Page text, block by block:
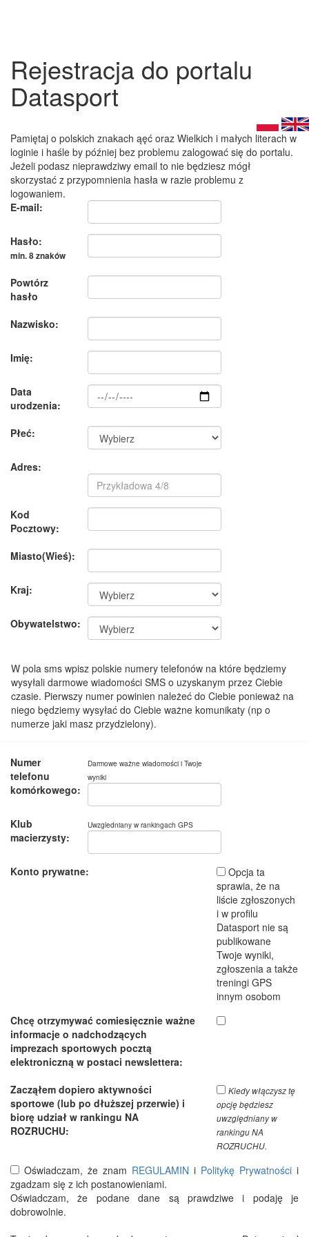
Rejestracja do portalu
Datasport
Pamiętaj o polskich znakach ąęć oraz Wielkich i małych literach w
loginie i haśle by później bez problemu zalogować się do portalu.
Jeżeli podasz nieprawdziwy email to nie będziesz mógł
skorzystać z przypomnienia hasła w razie problemu z
logowaniem.
E-mail:
Hasło:
min. 8 znaków
Powtórz
hasło
Nazwisko:
Imię:
Data
urodzenia:
Płeć:
Adres:
Kod
Pocztowy:
Miasto(Wieś):
Kraj:
Obywatelstwo:
W pola sms wpisz polskie numery telefonów na które będziemy
wysyłali darmowe wiadomości SMS o uzyskanym przez Ciebie
czasie. Pierwszy numer powinien należeć do Ciebie ponieważ na
niego będziemy wysyłać do Ciebie ważne komunikaty (np o
numerze jaki masz przydzielony).
Numer
telefonu
komórkowego:
Darmowe ważne wiadomości i Twoje
wyniki
Klub
macierzysty:
Uwzgledniany w rankingach GPS
Konto prywatne:
Opcja ta
sprawia, że na
liście zgłoszonych
i w profilu
Datasport nie są
publikowane
Twoje wyniki,
zgłoszenia a także
treningi GPS
innym osobom
Chcę otrzymywać comiesięcznie ważne
informacje o nadchodzących
imprezach sportowych pocztą
elektroniczną w postaci newslettera:
Zacząłem dopiero aktywności
sportowe (lub po dłuższej przerwie) i
biorę udział w rankingu NA
ROZRUCHU:
Kiedy włączysz tę
opcję będziesz
uwzględniany w
rankingu NA
ROZRUCHU.
Oświadczam, że znam REGULAMIN i Politykę Prywatności i
zgadzam się z ich postanowieniami.
Oświadczam, że podane dane są prawdziwe i podaję je
dobrowolnie.